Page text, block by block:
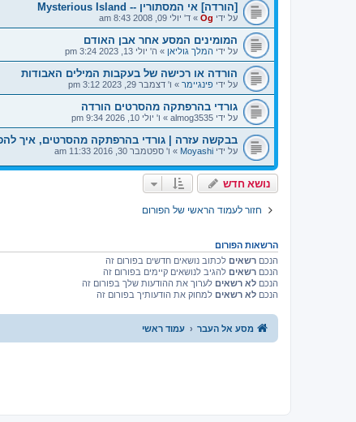
[הורדה] אי המסתורין -- Mysterious Island
על ידי Og
» ד' יולי 09, 2008 8:43 am
המומינים המסע אחר אבן האודם
על ידי המלך גוליאן » ה' יולי 13, 2023 3:24 pm
הורדה או רכישה של בעקבות המילים האבודות
על ידי פינגיימר » ו' דצמבר 29, 2023 3:12 pm
גורדי בהרפתקה מהסרטים הורדה
על ידי almog3535
» ו' יולי 10, 2026 9:34 pm
בבקשה עזרה | גורדי בהרפתקה מהסרטים, איך
על ידי Moyashi
» ו' ספטמבר 30, 2016 11:33 am
נושא חדש
חזור לעמוד הראשי של הפורום
הרשאות הפורום
הנכם רשאים לכתוב נושאים חדשים בפורום זה
הנכם רשאים להגיב לנושאים קיימים בפורום זה
הנכם לא רשאים לערוך את ההודעות שלך בפורום זה
הנכם לא רשאים למחוק את הודעותיך בפורום זה
מסע אל העבר עמוד ראשי